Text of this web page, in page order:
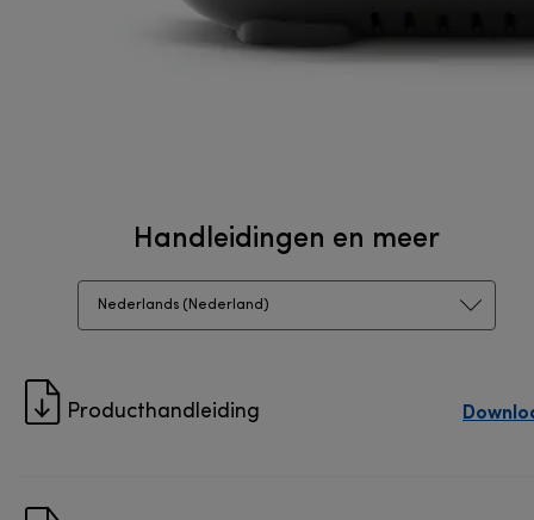
Handleidingen en meer
Nederlands (Nederland)
Producthandleiding